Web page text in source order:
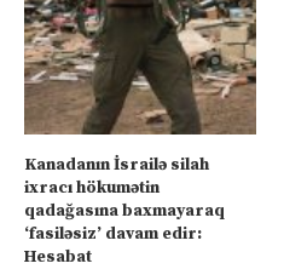
Kanadanın İsrailə silah
ixracı hökumətin
qadağasına baxmayaraq
‘fasiləsiz’ davam edir:
Hesabat